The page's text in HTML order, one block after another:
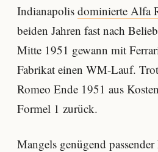
Indianapolis dominierte Alfa
beiden Jahren fast nach
Mitte 1951 gewann mit
Fabrikat einen WM-Lauf.
Romeo Ende 1951 aus
Formel 1 zurück.
Mangels genügend